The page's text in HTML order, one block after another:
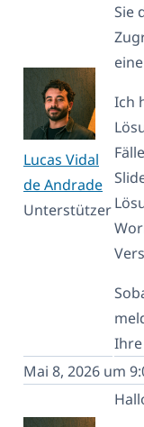
Lucas Vidal
de Andrade
Unterstützer
Sie
Ich
Mai 8, 2026 um